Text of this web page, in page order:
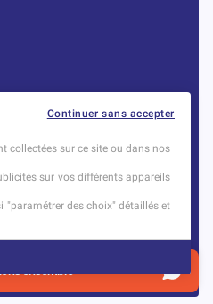
Privé
Novembre 2025
Continuer sans accepter
collectées sur ce site ou dans nos
sur vos différents appareils
"paramétrer des choix" détaillés et